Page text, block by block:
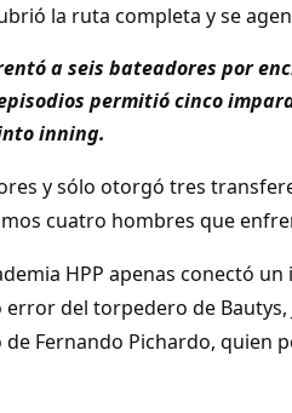
la ruta completa y se
a seis bateadores por
permitió cinco
inning.
y sólo otorgó tres
cuatro hombres que
HPP apenas conectó
del torpedero de
Fernando Pichardo, quien